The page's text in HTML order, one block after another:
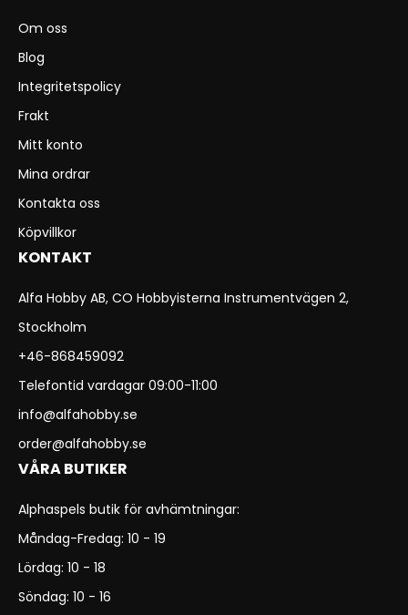
Om oss
Blog
Integritetspolicy
Frakt
Mitt konto
Mina ordrar
Kontakta oss
Köpvillkor
KONTAKT
Alfa Hobby AB, CO Hobbyisterna Instrumentvägen 2,
Stockholm
+46-868459092
Telefontid vardagar 09:00-11:00
info@alfahobby.se
order@alfahobby.se
VÅRA BUTIKER
Alphaspels butik för avhämtningar:
Måndag-Fredag: 10 - 19
Lördag: 10 - 18
Söndag: 10 - 16